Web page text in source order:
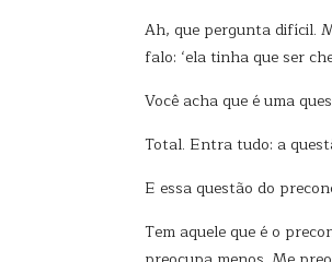
Ah, que pergunta difícil.
falo: ‘ela tinha que ser
Você acha que é uma
Total. Entra tudo: a
E essa questão do
Tem aquele que é o